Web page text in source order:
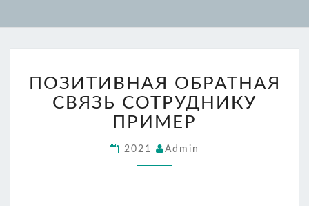
ОБРАТНАЯ
СВЯЗЬ
СОТРУДНИКУ
ПРИМЕР
ПОЗИТИВНАЯ ОБРАТНАЯ
СВЯЗЬ СОТРУДНИКУ
ПРИМЕР
2021 Admin